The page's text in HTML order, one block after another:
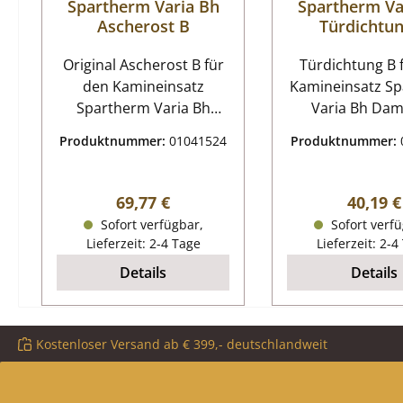
Spartherm Varia Bh
Ascherost B
Original Ascherost B für
den Kamineinsatz
Spartherm Varia Bh
07/2012 Spartherm Varia
Feuerrost,
Brennraumrost Maße
(B/L/H) 220 mm x 195
mm x 10 mm Material
Guss Farbe schwarz
Produktnummer:01041524
Regulärer Preis:
69,77 €
Sofort verfügbar,
Lieferzeit: 2-4 Tage
Details
Spartherm
Türdichtung B für den
Kamineinsatz
Varia Bh Damit die
ausfransen,
Spartherm
Türdichtung Eckdaten:
Dichtschnur,
3,00 m
mm
Produktnummer:
40,19 €
Sofort
Lieferzeit: 2-4
Details
Kostenloser Versand ab € 399,- deutschlandweit